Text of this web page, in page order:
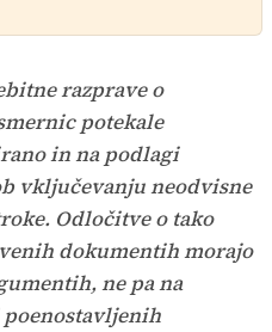
razprave o
potekale
in na podlagi
vključevanju neodvisne
Odločitve o tako
dokumentih morajo
ne pa na